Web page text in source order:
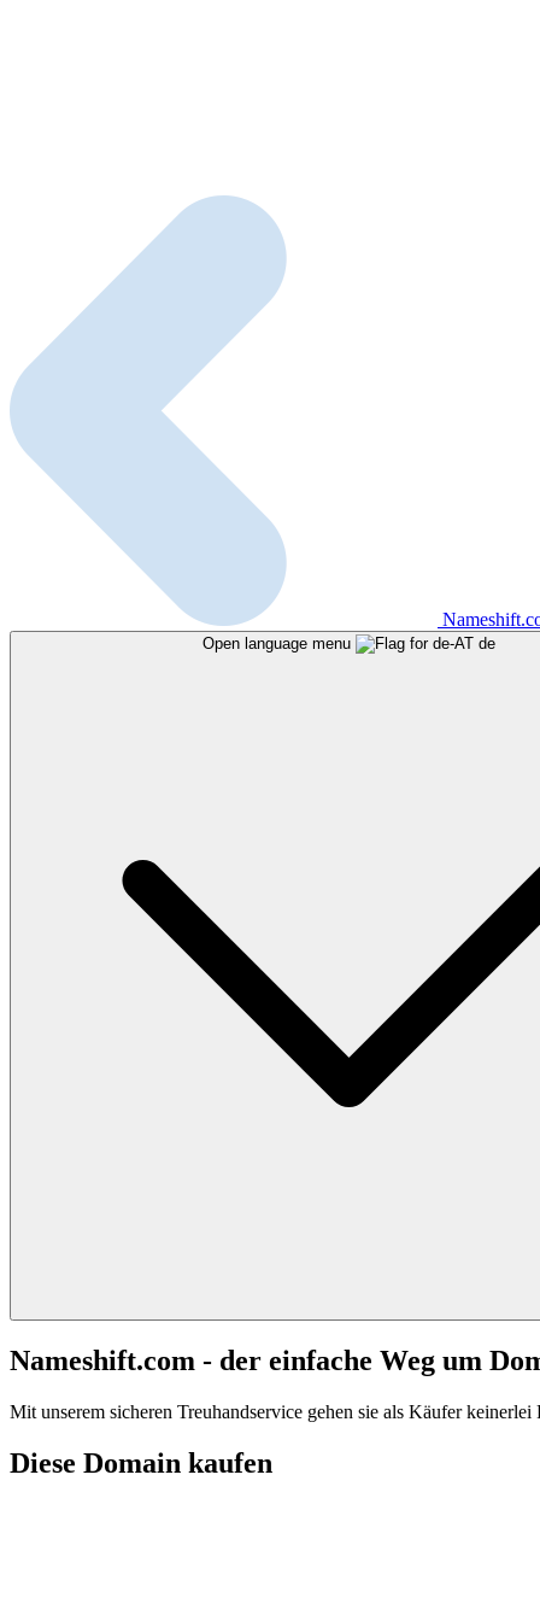
Open language menu de
Nameshift.com - der einfache Weg um
Mit unserem sicheren Treuhandservice gehen sie als Käufer
Diese Domain kaufen